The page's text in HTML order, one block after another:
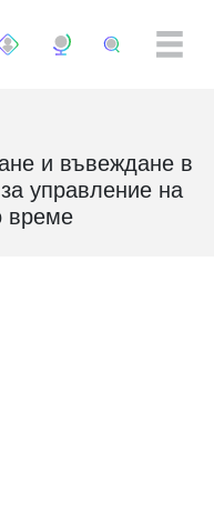
и въвеждане в
управление на
време